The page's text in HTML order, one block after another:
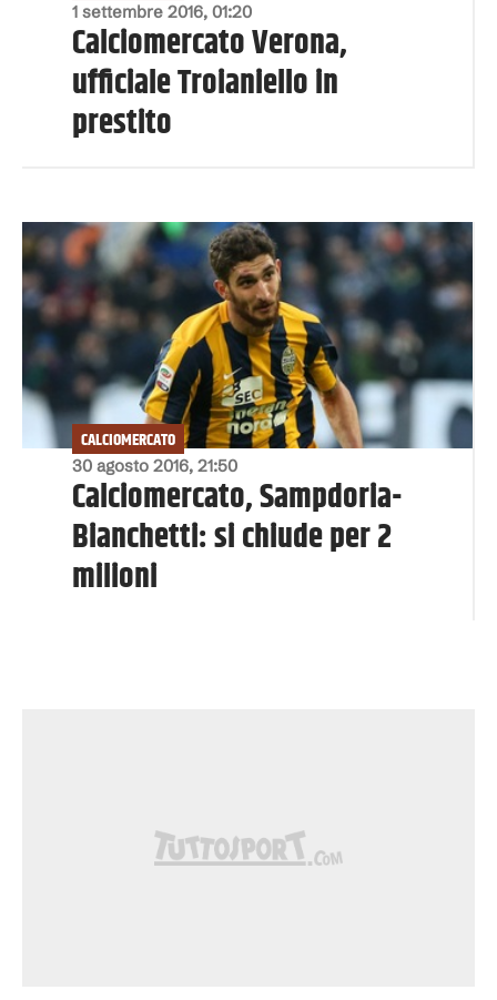
1 settembre 2016, 01:20
Calciomercato Verona,
ufficiale Troianiello in
prestito
30 agosto 2016, 21:50
CALCIOMERCATO
Calciomercato, Sampdoria-
Bianchetti: si chiude per 2
milioni